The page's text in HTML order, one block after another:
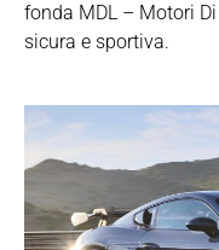
fonda MDL – Motori
sicura e sportiva.